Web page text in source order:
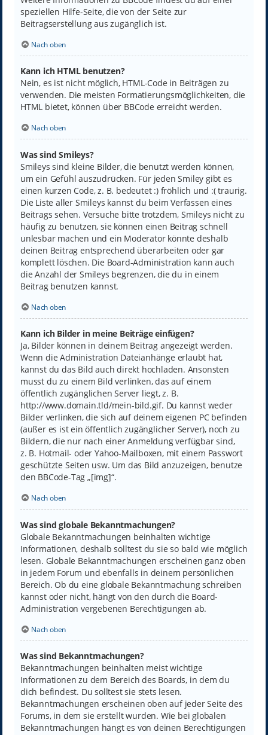
speziellen Hilfe-Seite, die von der Seite zur
Beitragserstellung aus zugänglich ist.
Nach oben
Kann ich HTML benutzen?
Nein, es ist nicht möglich, HTML-Code in Beiträgen zu
verwenden. Die meisten Formatierungsmöglichkeiten, die
HTML bietet, können über BBCode erreicht werden.
Nach oben
Was sind Smileys?
Smileys sind kleine Bilder, die benutzt werden können,
um ein Gefühl auszudrücken. Für jeden Smiley gibt es
einen kurzen Code, z. B. bedeutet :) fröhlich und :( traurig.
Die Liste aller Smileys kannst du beim Verfassen eines
Beitrags sehen. Versuche bitte trotzdem, Smileys nicht zu
häufig zu benutzen, sie können einen Beitrag schnell
unlesbar machen und ein Moderator könnte deshalb
deinen Beitrag entsprechend überarbeiten oder gar
komplett löschen. Die Board-Administration kann auch
die Anzahl der Smileys begrenzen, die du in einem
Beitrag benutzen kannst.
Nach oben
Kann ich Bilder in meine Beiträge einfügen?
Ja, Bilder können in deinem Beitrag angezeigt werden.
Wenn die Administration Dateianhänge erlaubt hat,
kannst du das Bild auch direkt hochladen. Ansonsten
musst du zu einem Bild verlinken, das auf einem
öffentlich zugänglichen Server liegt, z. B.
http://www.domain.tld/mein-bild.gif. Du kannst weder
Bilder verlinken, die sich auf deinem eigenen PC befinden
(außer es ist ein öffentlich zugänglicher Server), noch zu
Bildern, die nur nach einer Anmeldung verfügbar sind,
z. B. Hotmail- oder Yahoo-Mailboxen, mit einem Passwort
geschützte Seiten usw. Um das Bild anzuzeigen, benutze
den BBCode-Tag „[img]“.
Nach oben
Was sind globale Bekanntmachungen?
Globale Bekanntmachungen beinhalten wichtige
Informationen, deshalb solltest du sie so bald wie möglich
lesen. Globale Bekanntmachungen erscheinen ganz oben
in jedem Forum und ebenfalls in deinem persönlichen
Bereich. Ob du eine globale Bekanntmachung schreiben
kannst oder nicht, hängt von den durch die Board-
Administration vergebenen Berechtigungen ab.
Nach oben
Was sind Bekanntmachungen?
Bekanntmachungen beinhalten meist wichtige
Informationen zu dem Bereich des Boards, in dem du
dich befindest. Du solltest sie stets lesen.
Bekanntmachungen erscheinen oben auf jeder Seite des
Forums, in dem sie erstellt wurden. Wie bei globalen
Bekanntmachungen hängt es von deinen Berechtigungen